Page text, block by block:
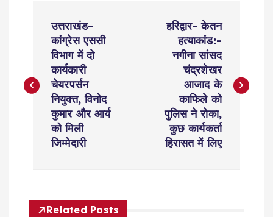
s
v
उत्तराखंड-
कांग्रेस एससी
विभाग में दो
कार्यकारी
चेयरपर्सन
नियुक्त, विनोद
कुमार और आर्य
को मिली
जिम्मेदारी
हरिद्वार- केतन
हत्याकांड:-
नगीना सांसद
चंद्रशेखर
आजाद के
काफिले को
पुलिस ने रोका,
कुछ कार्यकर्ता
हिरासत में लिए
Related Posts